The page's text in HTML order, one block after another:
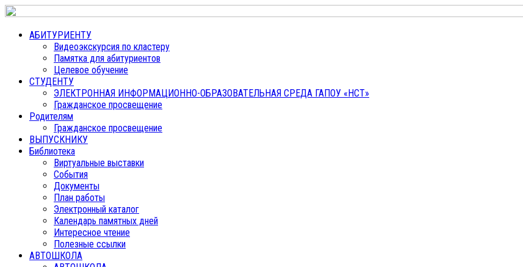
АБИТУРИЕНТУ
Видеоэкскурсия по кластеру
Памятка для абитуриентов
Целевое обучение
СТУДЕНТУ
ЭЛЕКТРОННАЯ ИНФОРМАЦИОННО-ОБРАЗОВАТЕЛЬНАЯ СРЕДА ГАПОУ «НСТ»
Гражданское просвещение
Родителям
Гражданское просвещение
ВЫПУСКНИКУ
Библиотека
Виртуальные выставки
События
Документы
План работы
Электронный каталог
Календарь памятных дней
Интересное чтение
Полезные ссылки
АВТОШКОЛА